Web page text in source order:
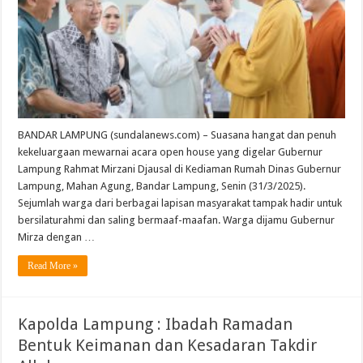
BANDAR LAMPUNG (sundalanews.com) – Suasana hangat dan penuh
kekeluargaan mewarnai acara open house yang digelar Gubernur
Lampung Rahmat Mirzani Djausal di Kediaman Rumah Dinas Gubernur
Lampung, Mahan Agung, Bandar Lampung, Senin (31/3/2025).
Sejumlah warga dari berbagai lapisan masyarakat tampak hadir untuk
bersilaturahmi dan saling bermaaf-maafan. Warga dijamu Gubernur
Mirza dengan …
Read More »
Kapolda Lampung : Ibadah Ramadan
Bentuk Keimanan dan Kesadaran Takdir